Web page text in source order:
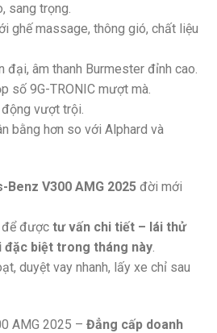
sang trọng.
ghế massage, thông gió, chất liệu
đại, âm thanh Burmester đỉnh cao.
số 9G-TRONIC mượt mà.
động vượt trội.
bằng hơn so với Alphard và
Benz V300 AMG 2025 đời mới
để được tư vấn chi tiết – lái thử
đặc biệt trong tháng này.
duyệt vay nhanh, lấy xe chỉ sau
AMG 2025 – Đẳng cấp doanh